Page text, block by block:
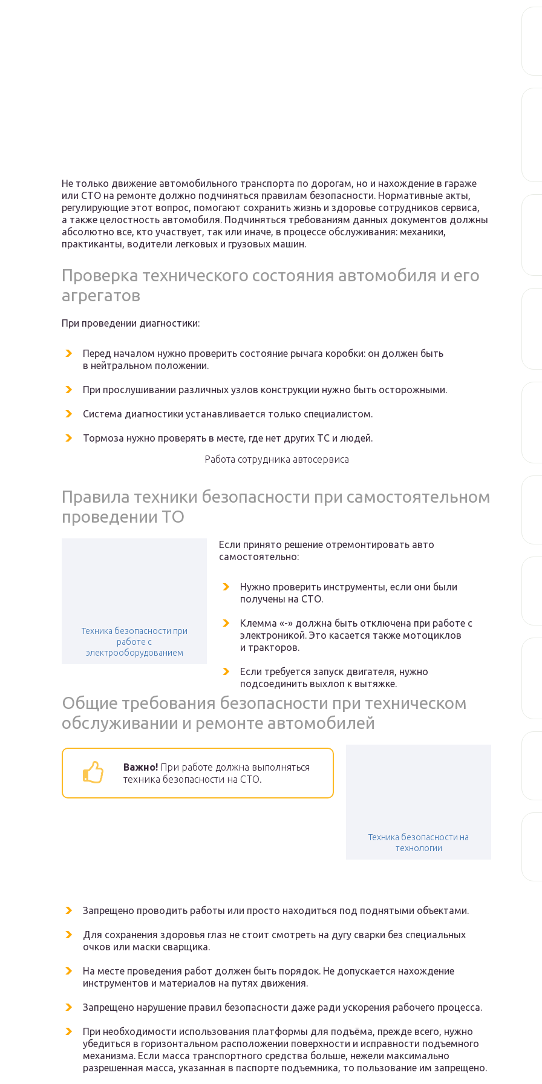
Не только движение автомобильного транспорта по дорогам, но и нахождение в гараже
или СТО на ремонте должно подчиняться правилам безопасности. Нормативные акты,
регулирующие этот вопрос, помогают сохранить жизнь и здоровье сотрудников сервиса,
а также целостность автомобиля. Подчиняться требованиям данных документов должны
абсолютно все, кто участвует, так или иначе, в процессе обслуживания: механики,
практиканты, водители легковых и грузовых машин.
Проверка технического состояния автомобиля и его
агрегатов
При проведении диагностики:
Перед началом нужно проверить состояние рычага коробки: он должен быть
в нейтральном положении.
При прослушивании различных узлов конструкции нужно быть осторожными.
Система диагностики устанавливается только специалистом.
Тормоза нужно проверять в месте, где нет других ТС и людей.
Работа сотрудника автосервиса
Правила техники безопасности при самостоятельном
проведении ТО
Техника безопасности при
работе с
электрооборудованием
Если принято решение отремонтировать авто
самостоятельно:
Нужно проверить инструменты, если они были
получены на СТО.
Клемма «-» должна быть отключена при работе с
электроникой. Это касается также мотоциклов
и тракторов.
Если требуется запуск двигателя, нужно
подсоединить выхлоп к вытяжке.
Общие требования безопасности при техническом
обслуживании и ремонте автомобилей
Техника безопасности на
технологии
Важно! При работе должна выполняться
техника безопасности на СТО.
Запрещено проводить работы или просто находиться под поднятыми объектами.
Для сохранения здоровья глаз не стоит смотреть на дугу сварки без специальных
очков или маски сварщика.
На месте проведения работ должен быть порядок. Не допускается нахождение
инструментов и материалов на путях движения.
Запрещено нарушение правил безопасности даже ради ускорения рабочего процесса.
При необходимости использования платформы для подъёма, прежде всего, нужно
убедиться в горизонтальном расположении поверхности и исправности подъемного
механизма. Если масса транспортного средства больше, нежели максимально
разрешенная масса, указанная в паспорте подъемника, то пользование им запрещено.